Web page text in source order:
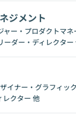
ジメント
ャー・プロダクトマネ
ーダー・ディレクター
イナー・グラフィッ
レクター 他